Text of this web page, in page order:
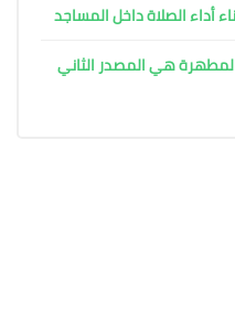
أداء الصلاة داخل المساجد
المطهرة هي المصدر الثاني